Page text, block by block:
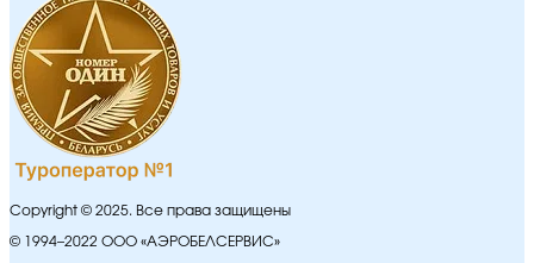
Copyright © 2025. Все права защищены
© 1994–2022 ООО «АЭРОБЕЛСЕРВИС»